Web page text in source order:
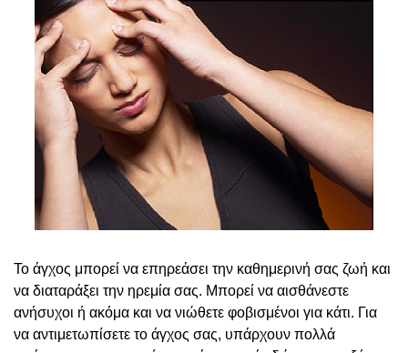
Το άγχος μπορεί να επηρεάσει την καθημερινή σας ζωή και
να διαταράξει την ηρεμία σας. Μπορεί να αισθάνεστε
ανήσυχοι ή ακόμα και να νιώθετε φοβισμένοι για κάτι. Για
να αντιμετωπίσετε το άγχος σας, υπάρχουν πολλά